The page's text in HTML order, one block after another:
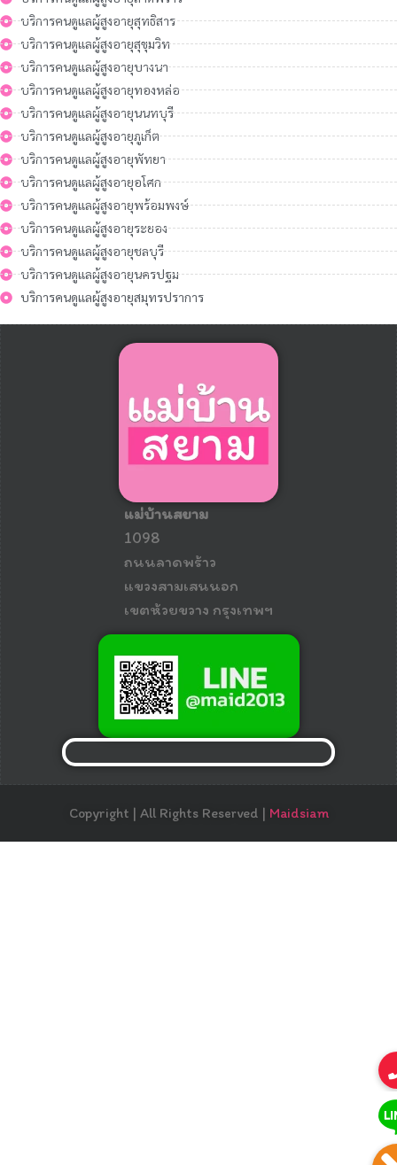
บริการคนดูแลผู้สูงอายุสุทธิสาร
บริการคนดูแลผู้สูงอายุสุขุมวิท
บริการคนดูแลผู้สูงอายุบางนา
บริการคนดูแลผู้สูงอายุทองหล่อ
บริการคนดูแลผู้สูงอายุนนทบุรี
บริการคนดูแลผู้สูงอายุภูเก็ต
บริการคนดูแลผู้สูงอายุพัทยา
บริการคนดูแลผู้สูงอายุอโศก
บริการคนดูแลผู้สูงอายุพร้อมพงษ์
บริการคนดูแลผู้สูงอายุระยอง
บริการคนดูแลผู้สูงอายุชลบุรี
บริการคนดูแลผู้สูงอายุนครปฐม
บริการคนดูแลผู้สูงอายุสมุทรปราการ
แม่บ้านสยาม
1098
ถนนลาดพร้าว
แขวงสามเสนนอก
เขตห้วยขวาง กรุงเทพฯ
Copyright | All Rights Reserved | Maidsiam